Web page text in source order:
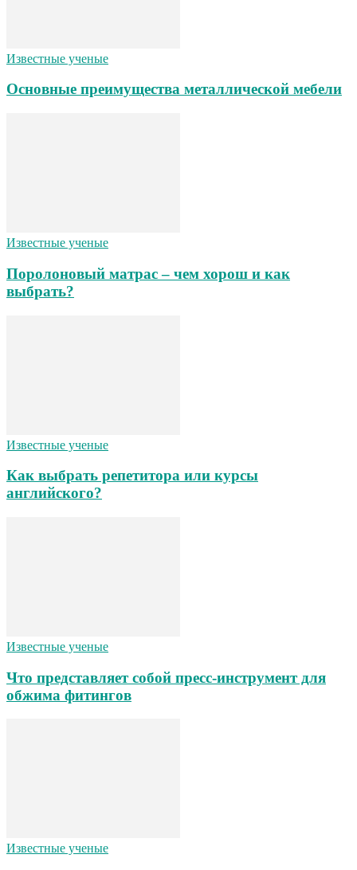
Известные ученые
Основные преимущества металлической мебели
Известные ученые
Поролоновый матрас – чем хорош и как
выбрать?
Известные ученые
Как выбрать репетитора или курсы
английского?
Известные ученые
Что представляет собой пресс-инструмент для
обжима фитингов
Известные ученые